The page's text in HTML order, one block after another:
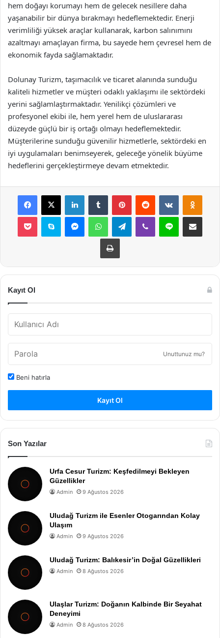
hem doğayı korumayı hem de gelecek nesillere daha
yaşanabilir bir dünya bırakmayı hedeflemektedir. Enerji
verimliliği yüksek araçlar kullanarak, karbon salınımını
azaltmayı amaçlayan firma, bu sayede hem çevresel hem de
ekonomik fayda sağlamaktadır.
Dolunay Turizm, taşımacılık ve ticaret alanında sunduğu
kaliteli hizmetler ve müşteri odaklı yaklaşımı ile sektördeki
yerini sağlamlaştırmaktadır. Yenilikçi çözümleri ve
profesyonel ekibi ile, hem yerel hem de uluslararası
düzeyde güçlü bir iş ortağı olmayı hedeflemektedir.
Müşterilerine sunduğu güvenilir hizmetlerle, sektördeki en
iyi uygulamaları benimseyerek, geleceğe yönelik büyüme
hedeflerini gerçekleştirmeye devam etmektedir.
Facebook
X LinkedInTumblr PinterestReddit VKontakte
Pocket Skype MessengerWhatsAppTelegramViber Line E-Posta ile
Yazdır
Kayıt Ol
Unuttunuz mu?
Beni hatırla
Kayıt Ol
Son Yazılar
Urfa Cesur Turizm: Keşfedilmeyi Bekleyen
Güzellikler
Admin 9 Ağustos 2026
Uludağ Turizm ile Esenler Otogarından Kolay
Ulaşım
Admin 9 Ağustos 2026
Uludağ Turizm: Balıkesir’in Doğal Güzellikleri
Admin 8 Ağustos 2026
Ulaşlar Turizm: Doğanın Kalbinde Bir Seyahat
Deneyimi
Admin 8 Ağustos 2026